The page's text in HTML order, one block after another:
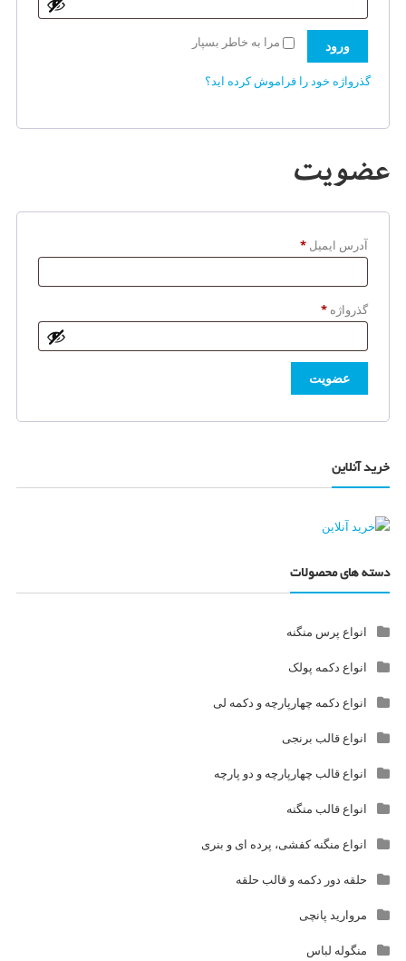
مرا به خاطر بسپار ورود
گذرواژه خود را فراموش کرده اید؟
عضویت
آدرس ایمیل *الزامی
گذرواژه *الزامی
عضویت
خرید آنلاین
دسته های محصولات
انواع پرس منگنه
انواع دکمه پولک
انواع دکمه چهارپارچه و دکمه لی
انواع قالب برنجی
انواع قالب چهارپارچه و دو پارچه
انواع قالب منگنه
انواع منگنه کفشی، پرده ای و بنری
حلقه دور دکمه و قالب حلقه
مروارید پانچی
منگوله لباس